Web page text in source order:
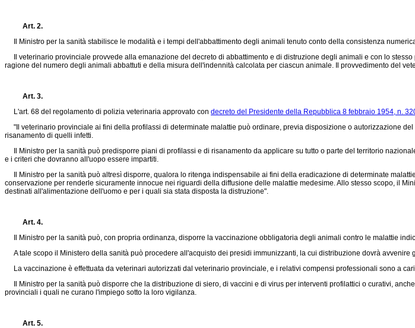
Art. 2.
Il Ministro per la sanità stabilisce le modalità e i tempi dell'abbattimento degli animali tenuto conto della consistenza
Il veterinario provinciale provvede alla emanazione del decreto di abbattimento e di distruzione degli animali e con lo
ragione del numero degli animali abbattuti e della misura dell'indennità calcolata per ciascun animale. Il provvedimento del
Art. 3.
L'art. 68 del regolamento di polizia veterinaria approvato con decreto del Presidente della Repubblica 8 febbraio 1954, n.
"Il veterinario provinciale ai fini della profilassi di determinate malattie può ordinare, previa disposizione o autorizzazione
risanamento di quelli infetti.
Il Ministro per la sanità può predisporre piani di profilassi e di risanamento da applicare su tutto o parte del territorio
e i criteri che dovranno all'uopo essere impartiti.
Il Ministro per la sanità può altresì disporre, qualora lo ritenga indispensabile ai fini della eradicazione di determinate
conservazione per renderle sicuramente innocue nei riguardi della diffusione delle malattie medesime. Allo stesso scopo, il
destinati all'alimentazione dell'uomo e per i quali sia stata disposta la distruzione".
Art. 4.
Il Ministro per la sanità può, con propria ordinanza, disporre la vaccinazione obbligatoria degli animali contro le malattie
A tale scopo il Ministero della sanità può procedere all'acquisto dei presidi immunizzanti, la cui distribuzione dovrà avvenire
La vaccinazione è effettuata da veterinari autorizzati dal veterinario provinciale, e i relativi compensi professionali sono a
Il Ministro per la sanità può disporre che la distribuzione di siero, di vaccini e di virus per interventi profilattici o curativi,
provinciali i quali ne curano l'impiego sotto la loro vigilanza.
Art. 5.